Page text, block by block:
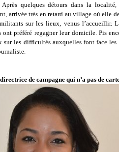
Après quelques détours dans la
arrivée très en retard au village où elle
sur les lieux, venus l’accueillir.
préféré regagner leur domicile. Pis
sur les difficultés auxquelles font face
de campagne qui n’a pas de